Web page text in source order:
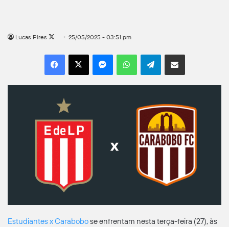
Lucas Pires
Follow
X
25/05/2025 - 03:51 pm
Facebook
X MessengerWhatsAppTelegramCompartilhar por e-mail
Estudiantes x Carabobose enfrentam nesta terça-feira (27), às